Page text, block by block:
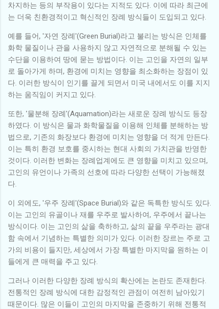
차지하는 등의 부작용이 있다는 지적도 있다. 이에 따라 최근에
는 더욱 친환경적이고 혁신적인 장례 방식들이 도입되고 있다.
예를 들어, '자연 장례'(Green Burial)라고 불리는 방식은 인체를
화학 물질이나 관을 사용하지 않고 자연적으로 분해될 수 있는
수단을 이용하여 땅에 묻는 방법이다. 이는 고인을 자연의 일부
로 돌아가게 하며, 환경에 미치는 영향을 최소화하는 장점이 있
다. 이러한 방식이 인기를 끌게 되면서 미국 내에서도 이를 지지
하는 움직임이 커지고 있다.
또한, '물분해 장례'(Aquamation)라는 새로운 장례 방식도 등장
하였다. 이 방식은 물과 화학물질을 이용해 인체를 분해하는 방
법으로, 기존의 화장보다 환경에 미치는 영향을 더 적게 만든다.
이는 특히 환경 보호를 중시하는 현대 사회의 가치관을 반영한
것이다. 이러한 변화는 장례업계에도 큰 영향을 미치고 있으며,
고인의 유언이나 가족의 선호에 따라 다양한 선택이 가능해졌
다.
이 외에도, '우주 장례'(Space Burial)와 같은 독특한 방식도 있다.
이는 고인의 유골이나 재를 우주로 발사하여, 우주에서 끝나는
방식이다. 이는 고인의 삶을 축하하고, 삶의 끝을 우주라는 광대
함 속에서 기념하는 특별한 의미가 있다. 이러한 장르는 주로 고
가의 비용이 들지만, 세상에서 가장 특별한 마지막을 원하는 이
들에게 큰 매력을 주고 있다.
그러나 이러한 다양한 장례 방식의 확산에는 논란도 존재한다.
전통적인 장례 방식에 대한 감정적인 관점이 여전히 남아있기
때문이다. 많은 이들이 고인의 마지막을 존중하기 위해 전통적